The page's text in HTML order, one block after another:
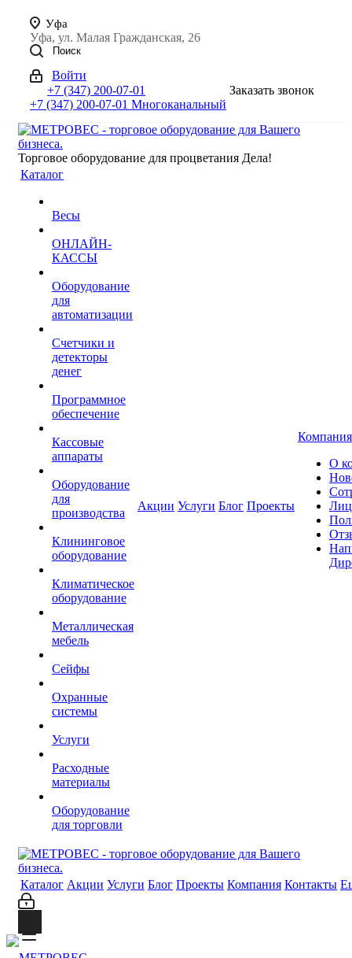
Уфа
Уфа, ул. Малая Гражданская, 26
Поиск
Войти
+7 (347) 200-07-01
+7 (347) 200-07-01 Многоканальный
Заказать звонок
Торговое оборудование для процветания Дела!
Каталог
Весы
ОНЛАЙН-
КАССЫ
Оборудование
для
автоматизации
Счетчики и
детекторы
денег
Программное
обеспечение
Кассовые
аппараты
Оборудование
для
производства
Клининговое
оборудование
Климатическое
оборудование
Металлическая
мебель
Сейфы
Охранные
системы
Услуги
Расходные
материалы
Оборудование
для торговли
Акции Услуги Блог Проекты
Компания
О
Каталог Акции Услуги Блог Проекты Компания Контакты